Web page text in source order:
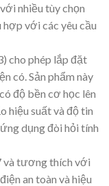
nhiều tùy chọn
hợp với các yêu cầu
cho phép lắp đặt
có. Sản phẩm này
độ bền cơ học lên
hiệu suất và độ tin
dụng đòi hỏi tính
và tương thích với
an toàn và hiệu